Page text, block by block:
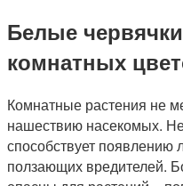
Белые
комнатных
Комнатные растения не
нашествию насекомых.
способствует
ползающих вредителей.